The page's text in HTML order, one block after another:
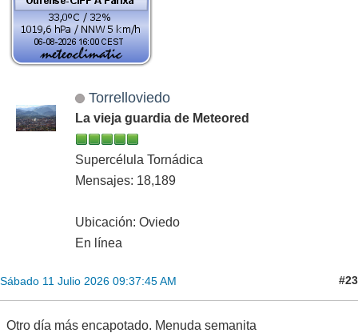
Torrelloviedo
La vieja guardia de Meteored
Supercélula Tornádica
Mensajes: 18,189
Ubicación: Oviedo
En línea
Sábado 11 Julio 2026 09:37:45 AM #23
Otro día más encapotado. Menuda semanita